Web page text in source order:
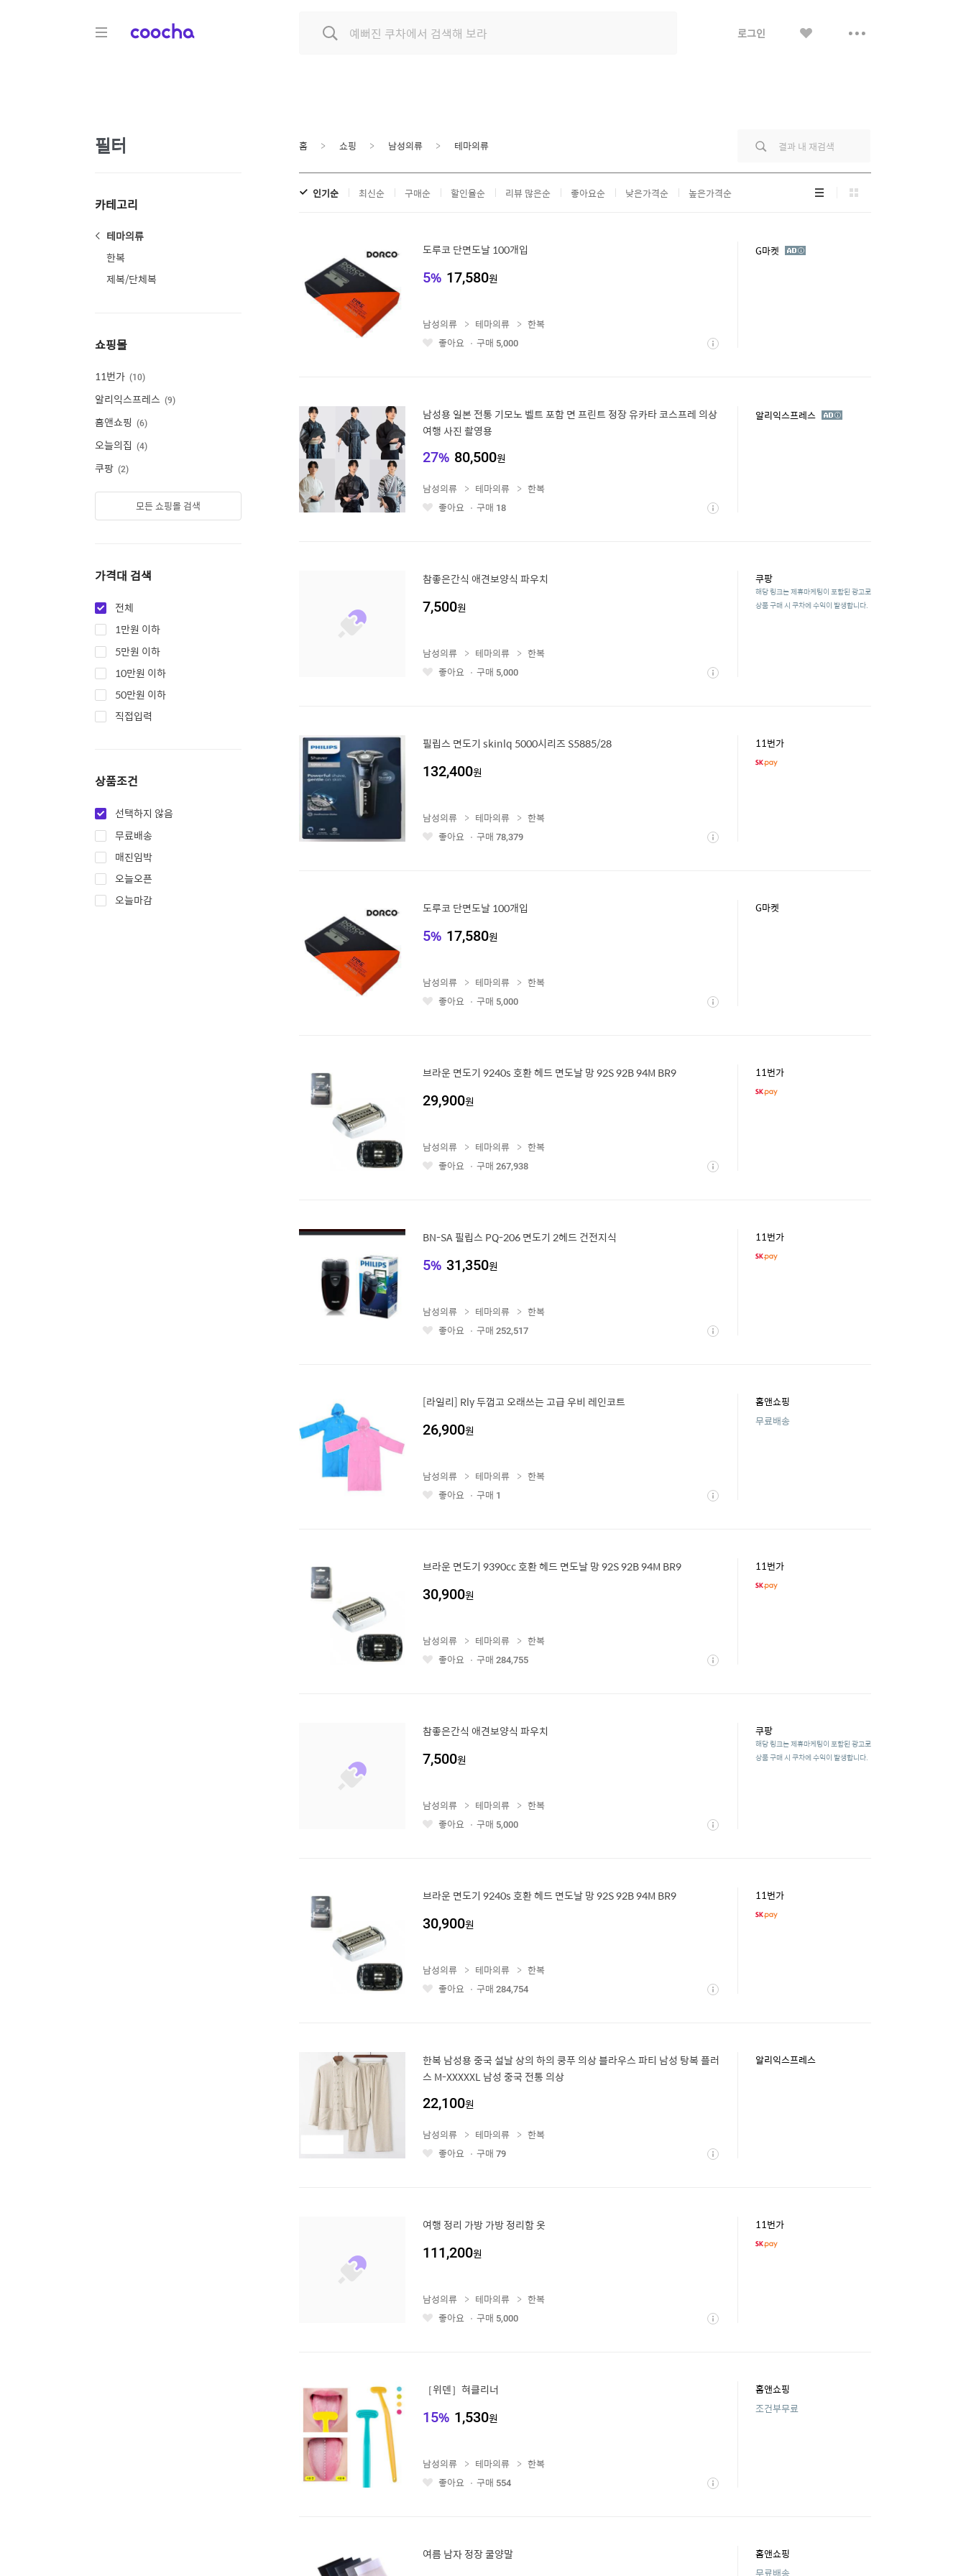
COOCHA 로그인 보
필터
카테고리
테마의류
한복
제복/단체복
쇼핑몰
11번가 10
알리익스프레스 9
홈앤쇼핑 6
오늘의집 4
쿠팡 2
모든 쇼핑몰 검색
가격대 검색
전체
1만원 이하
5만원 이하
10만원 이하
50만원 이하
직접입력
상품조건
선택하지 않음
무료배송
매진임박
오늘오픈
오늘마감
홈 쇼핑 남성의류 테마의류
인기순 최신순 구매순 할인율순 리뷰 많은순 좋아요순 낮은가격순 높은가격순 리
스
그
리
도루코 단면도날 100개입
5% 17,580원
G마켓 광
좋 상
남성의류 테마의류
한복
좋아요
구매 5,000
남성용 일본 전통 기모노 벨트 포함 면 프린트 정장 유카타 코스프레 의상
여행 사진 촬영용
27% 80,500원
알리익스프레스 광
좋 상
남성의류 테마의류
한복
좋아요
구매 18
참좋은간식 애견보양식 파우치
7,500원
쿠팡
해당 링크는 제휴마케팅이 포함된 광고로
상품 구매 시 쿠차에 수익이 발생합니다.
좋 상
남성의류 테마의류
한복
좋아요
구매 5,000
필립스 면도기 skinlq 5000시리즈 S5885/28
132,400원
11번가
좋 상
남성의류 테마의류
한복
좋아요
구매 78,379
도루코 단면도날 100개입
5% 17,580원
G마켓
좋 상
남성의류 테마의류
한복
좋아요
구매 5,000
브라운 면도기 9240s 호환 헤드 면도날 망 92S 92B 94M BR9
29,900원
11번가
좋 상
남성의류 테마의류
한복
좋아요
구매 267,938
BN-SA 필립스 PQ-206 면도기 2헤드 건전지식
5% 31,350원
11번가
좋 상
남성의류 테마의류
한복
좋아요
구매 252,517
[라일리] Rly 두껍고 오래쓰는 고급 우비 레인코트
26,900원
홈앤쇼핑
무료배송
좋 상
남성의류 테마의류
한복
좋아요
구매 1
브라운 면도기 9390cc 호환 헤드 면도날 망 92S 92B 94M BR9
30,900원
11번가
좋 상
남성의류 테마의류
한복
좋아요
구매 284,755
참좋은간식 애견보양식 파우치
7,500원
쿠팡
해당 링크는 제휴마케팅이 포함된 광고로
상품 구매 시 쿠차에 수익이 발생합니다.
좋 상
남성의류 테마의류
한복
좋아요
구매 5,000
브라운 면도기 9240s 호환 헤드 면도날 망 92S 92B 94M BR9
30,900원
11번가
좋 상
남성의류 테마의류
한복
좋아요
구매 284,754
한복 남성용 중국 설날 상의 하의 쿵푸 의상 블라우스 파티 남성 탕복 플러
스 M-XXXXXL 남성 중국 전통 의상
22,100원
알리익스프레스
좋 상
남성의류 테마의류
한복
좋아요
구매 79
여행 정리 가방 가방 정리함 옷
111,200원
11번가
좋 상
남성의류 테마의류
한복
좋아요
구매 5,000
［위덴］혀클리너
15% 1,530원
홈앤쇼핑
조건부무료
좋 상
남성의류 테마의류
한복
좋아요
구매 554
여름 남자 정장 쿨양말
홈앤쇼핑
무료배송